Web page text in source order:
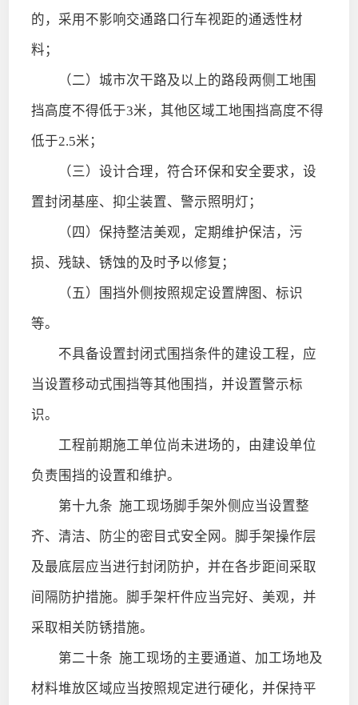
的，采用不影响交通路口行车视距的通透性材
料；
（二）城市次干路及以上的路段两侧工地围
挡高度不得低于3米，其他区域工地围挡高度不得
低于2.5米；
（三）设计合理，符合环保和安全要求，设
置封闭基座、抑尘装置、警示照明灯；
（四）保持整洁美观，定期维护保洁，污
损、残缺、锈蚀的及时予以修复；
（五）围挡外侧按照规定设置牌图、标识
等。
不具备设置封闭式围挡条件的建设工程，应
当设置移动式围挡等其他围挡，并设置警示标
识。
工程前期施工单位尚未进场的，由建设单位
负责围挡的设置和维护。
第十九条 施工现场脚手架外侧应当设置整
齐、清洁、防尘的密目式安全网。脚手架操作层
及最底层应当进行封闭防护，并在各步距间采取
间隔防护措施。脚手架杆件应当完好、美观，并
采取相关防锈措施。
第二十条 施工现场的主要通道、加工场地及
材料堆放区域应当按照规定进行硬化，并保持平